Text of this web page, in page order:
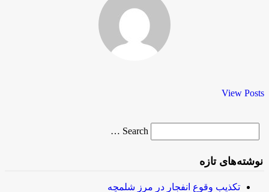
View Posts
for
Search …
نوشته‌های تازه
تکذیب وقوع انفجار در مرز شلمچه